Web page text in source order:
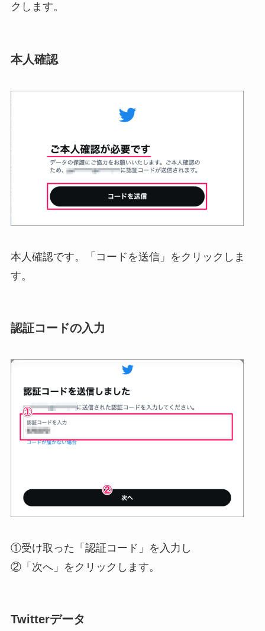
クします。
本人確認
本人確認です。「コードを送信」をクリックしま
す。
認証コードの入力
①受け取った「認証コード」を入力し
②「次へ」をクリックします。
Twitterデータ